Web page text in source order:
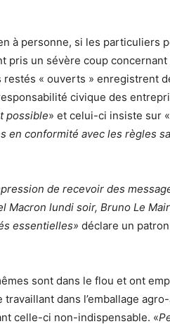
à personne, si les particuliers
pris un sévère coup
« ouverts » enregistrent
civique des
possible» et celui-ci insiste sur «
en conformité avec les règles
de recevoir des
Macron lundi soir, Bruno Le
essentielles» déclare un
sont dans le flou et ont
travaillant dans l’emballage
celle-ci non-indispensable. «